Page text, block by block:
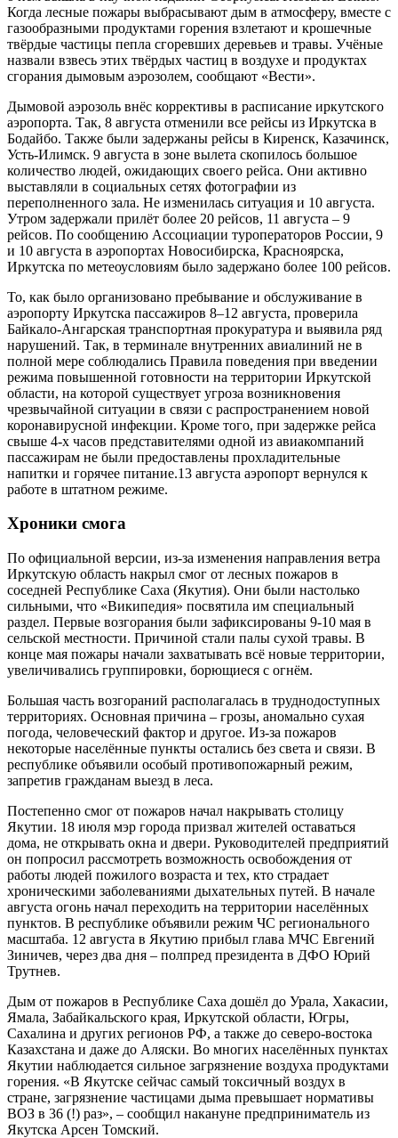
Когда лесные пожары выбрасывают дым в атмосферу, вместе с
газообразными продуктами горения взлетают и крошечные
твёрдые частицы пепла сгоревших деревьев и травы. Учёные
назвали взвесь этих твёрдых частиц в воздухе и продуктах
сгорания дымовым аэрозолем, сообщают «Вести».
Дымовой аэрозоль внёс коррективы в расписание иркутского
аэропорта. Так, 8 августа отменили все рейсы из Иркутска в
Бодайбо. Также были задержаны рейсы в Киренск, Казачинск,
Усть-Илимск. 9 августа в зоне вылета скопилось большое
количество людей, ожидающих своего рейса. Они активно
выставляли в социальных сетях фотографии из
переполненного зала. Не изменилась ситуация и 10 августа.
Утром задержали прилёт более 20 рейсов, 11 августа – 9
рейсов. По сообщению Ассоциации туроператоров России, 9
и 10 августа в аэропортах Новосибирска, Красноярска,
Иркутска по метеоусловиям было задержано более 100 рейсов.
То, как было организовано пребывание и обслуживание в
аэропорту Иркутска пассажиров 8–12 августа, проверила
Байкало-Ангарская транспортная прокуратура и выявила ряд
нарушений. Так, в терминале внутренних авиалиний не в
полной мере соблюдались Правила поведения при введении
режима повышенной готовности на территории Иркутской
области, на которой существует угроза возникновения
чрезвычайной ситуации в связи с распространением новой
коронавирусной инфекции. Кроме того, при задержке рейса
свыше 4-х часов представителями одной из авиакомпаний
пассажирам не были предоставлены прохладительные
напитки и горячее питание.13 августа аэропорт вернулся к
работе в штатном режиме.
Хроники смога
По официальной версии, из-за изменения направления ветра
Иркутскую область накрыл смог от лесных пожаров в
соседней Республике Саха (Якутия). Они были настолько
сильными, что «Википедия» посвятила им специальный
раздел. Первые возгорания были зафиксированы 9-10 мая в
сельской местности. Причиной стали палы сухой травы. В
конце мая пожары начали захватывать всё новые территории,
увеличивались группировки, борющиеся с огнём.
Большая часть возгораний располагалась в труднодоступных
территориях. Основная причина – грозы, аномально сухая
погода, человеческий фактор и другое. Из-за пожаров
некоторые населённые пункты остались без света и связи. В
республике объявили особый противопожарный режим,
запретив гражданам выезд в леса.
Постепенно смог от пожаров начал накрывать столицу
Якутии. 18 июля мэр города призвал жителей оставаться
дома, не открывать окна и двери. Руководителей предприятий
он попросил рассмотреть возможность освобождения от
работы людей пожилого возраста и тех, кто страдает
хроническими заболеваниями дыхательных путей. В начале
августа огонь начал переходить на территории населённых
пунктов. В республике объявили режим ЧС регионального
масштаба. 12 августа в Якутию прибыл глава МЧС Евгений
Зиничев, через два дня – полпред президента в ДФО Юрий
Трутнев.
Дым от пожаров в Республике Саха дошёл до Урала, Хакасии,
Ямала, Забайкальского края, Иркутской области, Югры,
Сахалина и других регионов РФ, а также до северо-востока
Казахстана и даже до Аляски. Во многих населённых пунктах
Якутии наблюдается сильное загрязнение воздуха продуктами
горения. «В Якутске сейчас самый токсичный воздух в
стране, загрязнение частицами дыма превышает нормативы
ВОЗ в 36 (!) раз», – сообщил накануне предприниматель из
Якутска Арсен Томский.